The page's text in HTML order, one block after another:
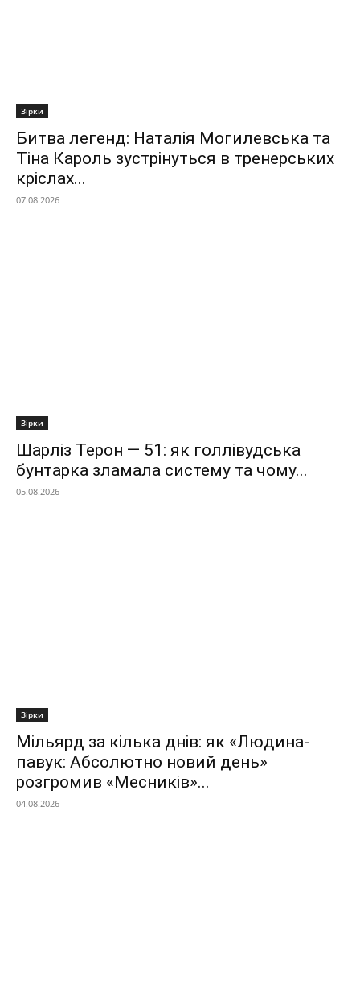
Зірки
Битва легенд: Наталія Могилевська та
Тіна Кароль зустрінуться в тренерських
кріслах...
07.08.2026
Зірки
Шарліз Терон — 51: як голлівудська
бунтарка зламала систему та чому...
05.08.2026
Зірки
Мільярд за кілька днів: як «Людина-
павук: Абсолютно новий день»
розгромив «Месників»...
04.08.2026